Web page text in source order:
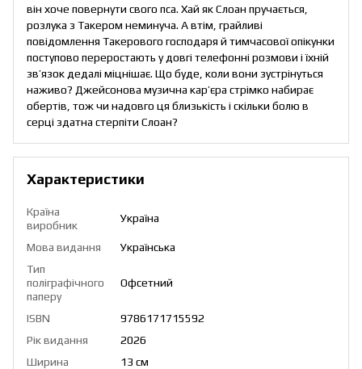
він хоче повернути свого пса. Хай як Слоан пручається,
розлука з Такером неминуча. А втім, грайливі
повідомлення Такерового господаря й тимчасової опікунки
поступово переростають у довгі телефонні розмови і їхній
зв’язок дедалі міцнішає. Що буде, коли вони зустрінуться
наживо? Джейсонова музична кар’єра стрімко набирає
обертів, тож чи надовго ця близькість і скільки болю в
серці здатна стерпіти Слоан?
Характеристики
Країна
виробник
Україна
Мова видання
Українська
Тип
поліграфічного
паперу
Офсетний
ISBN
9786171715592
Рік видання
2026
Ширина
13 см